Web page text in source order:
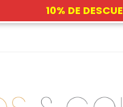
10% DE